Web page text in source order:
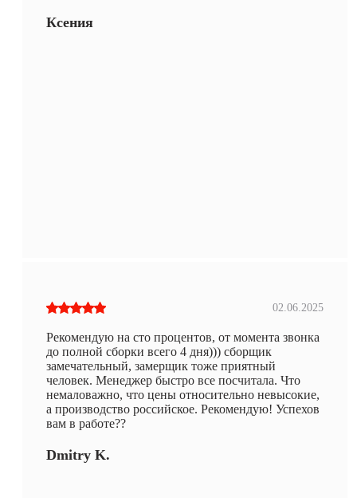
Ксения
02.06.2025
Рекомендую на сто процентов, от момента звонка
до полной сборки всего 4 дня))) сборщик
замечательный, замерщик тоже приятный
человек. Менеджер быстро все посчитала. Что
немаловажно, что цены относительно невысокие,
а производство российское. Рекомендую! Успехов
вам в работе??
Dmitry K.